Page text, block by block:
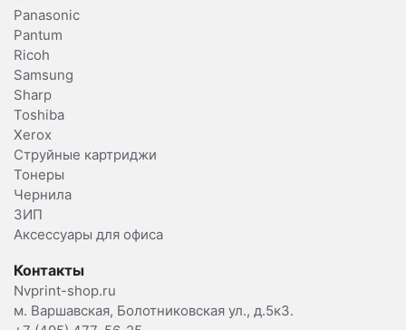
Panasonic
Pantum
Ricoh
Samsung
Sharp
Toshiba
Xerox
Струйные картриджи
Тонеры
Чернила
ЗИП
Аксессуары для офиса
Контакты
Nvprint-shop.ru
м. Варшавская, Болотниковская ул., д.5к3.